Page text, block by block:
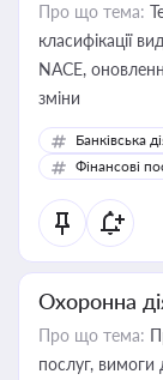
Про що тема:
класифікації
NACE,
зміни
Банківська
Фінансові
Охоронна
Про що тема:
послуг, вимоги